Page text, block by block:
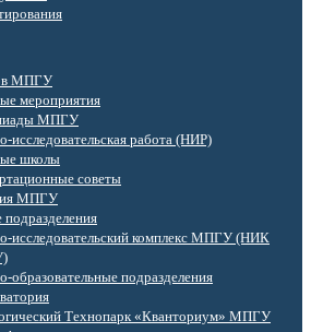
в МПГУ
мероприятия
МПГУ
исследовательская работа (НИР)
школы
советы
МПГУ
исследовательский комплекс МПГУ (НИК
образовательные подразделения
Технопарк «Кванториум» МПГУ